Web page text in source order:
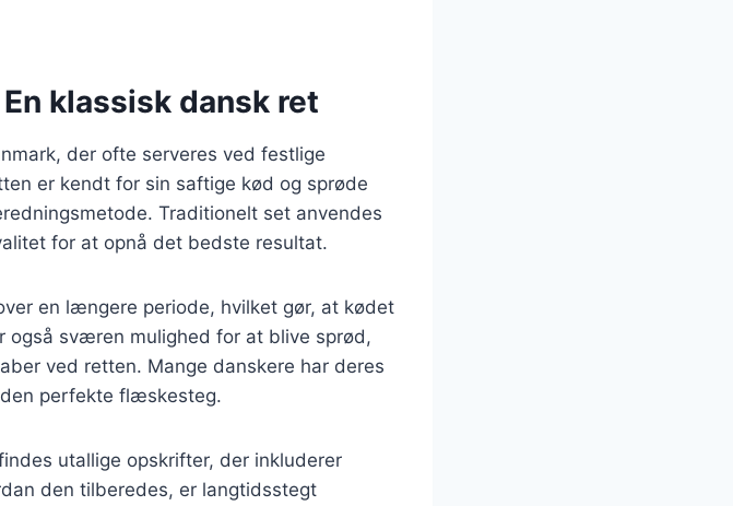
klassisk dansk ret
der ofte serveres ved festlige
er kendt for sin saftige kød og sprøde
Traditionelt set anvendes
for at opnå det bedste resultat.
en længere periode, hvilket gør, at kødet
også sværen mulighed for at blive sprød,
ved retten. Mange danskere har deres
perfekte flæskesteg.
utallige opskrifter, der inkluderer
den tilberedes, er langtidsstegt